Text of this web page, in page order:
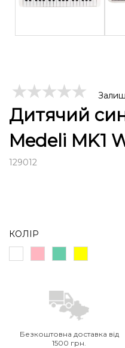
Дитячий
Medeli MK1
129012
КОЛІР
Безкоштовна доставка від
1500 грн.